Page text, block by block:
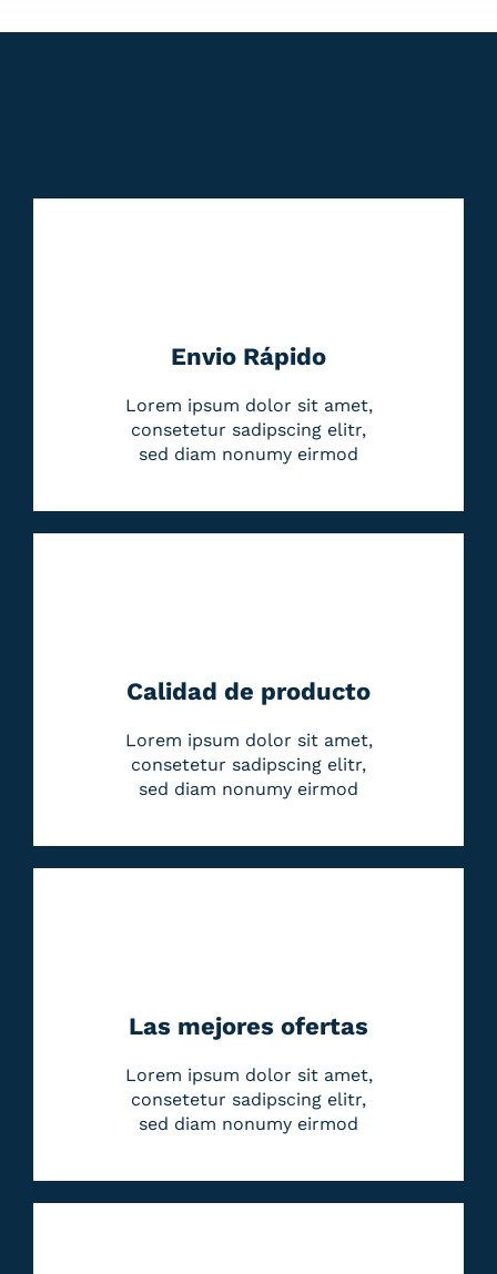
Envio Rápido
Lorem ipsum dolor sit amet,
consetetur sadipscing elitr,
sed diam nonumy eirmod
Calidad de producto
Lorem ipsum dolor sit amet,
consetetur sadipscing elitr,
sed diam nonumy eirmod
Las mejores ofertas
Lorem ipsum dolor sit amet,
consetetur sadipscing elitr,
sed diam nonumy eirmod